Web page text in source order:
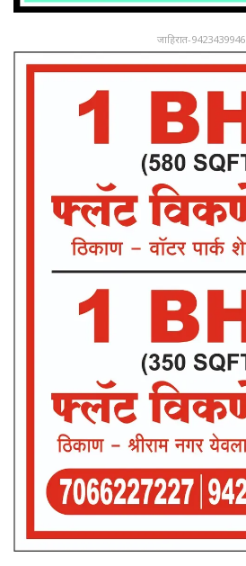
जाहिरात-9423439946